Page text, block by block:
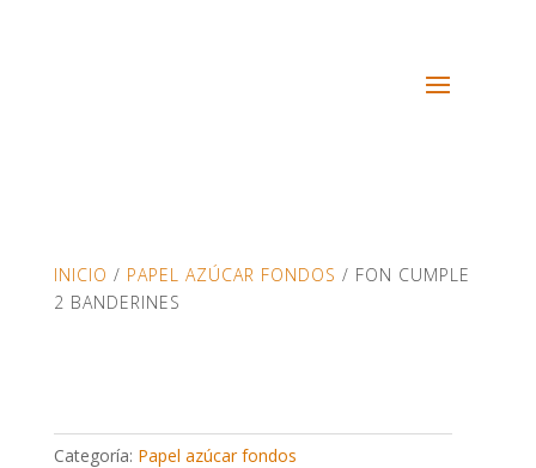
INICIO / PAPEL AZÚCAR FONDOS / FON CUMPLE
2 BANDERINES
Categoría: Papel azúcar fondos